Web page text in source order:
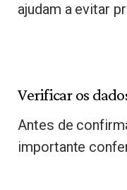
ajudam a evitar
Verificar os
Antes de
importante